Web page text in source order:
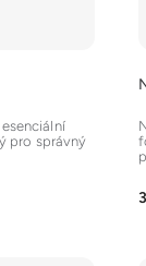
pro správný